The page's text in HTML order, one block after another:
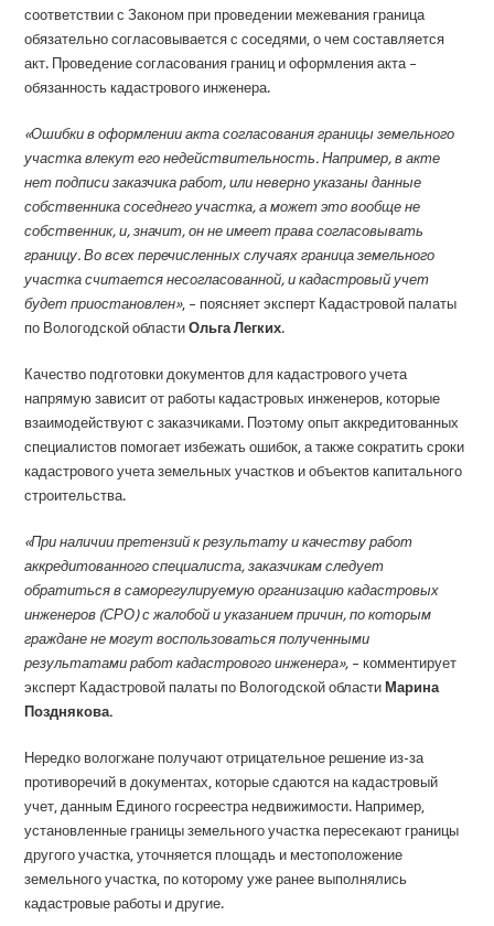
соответствии с Законом при проведении межевания граница
обязательно согласовывается с соседями, о чем составляется
акт. Проведение согласования границ и оформления акта –
обязанность кадастрового инженера.
«Ошибки в оформлении акта согласования границы земельного
участка влекут его недействительность. Например, в акте
нет подписи заказчика работ, или неверно указаны данные
собственника соседнего участка, а может это вообще не
собственник, и, значит, он не имеет права согласовывать
границу. Во всех перечисленных случаях граница земельного
участка считается несогласованной, и кадастровый учет
будет приостановлен», – поясняет эксперт Кадастровой палаты
по Вологодской областиОльга Легких.
Качество подготовки документов для кадастрового учета
напрямую зависит от работы кадастровых инженеров, которые
взаимодействуют с заказчиками. Поэтому опыт аккредитованных
специалистов помогает избежать ошибок, а также сократить сроки
кадастрового учета земельных участков и объектов капитального
строительства.
«При наличии претензий к результату и качеству работ
аккредитованного специалиста, заказчикам следует
обратиться в саморегулируемую организацию кадастровых
инженеров (СРО) с жалобой и указанием причин, по которым
граждане не могут воспользоваться полученными
результатами работ кадастрового инженера», – комментирует
эксперт Кадастровой палаты по Вологодской области Марина
Позднякова.
Нередко вологжане получают отрицательное решение из-за
противоречий в документах, которые сдаются на кадастровый
учет, данным Единого госреестра недвижимости. Например,
установленные границы земельного участка пересекают границы
другого участка, уточняется площадь и местоположение
земельного участка, по которому уже ранее выполнялись
кадастровые работы и другие.